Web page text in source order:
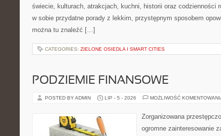
świecie, kulturach, atrakcjach, kuchni, historii oraz codzienności
w sobie przydatne porady z lekkim, przystępnym sposobem
można tu znaleźć […]
CATEGORIES: ZIELONE OSIEDLA I SMART CITIES
PODZIEMIE FINANSOWE
POSTED BY ADMIN LIP - 5 - 2026 MOŻLIWOŚĆ
Zorganizowana
ogromne zainteresowanie